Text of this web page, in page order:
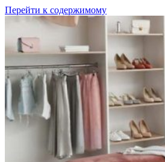
Перейти к содержимому